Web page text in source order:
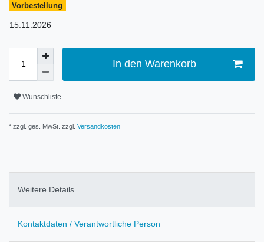
Vorbestellung
15.11.2026
In den Warenkorb
Wunschliste
* zzgl. ges. MwSt. zzgl. Versandkosten
Weitere Details
Kontaktdaten / Verantwortliche Person